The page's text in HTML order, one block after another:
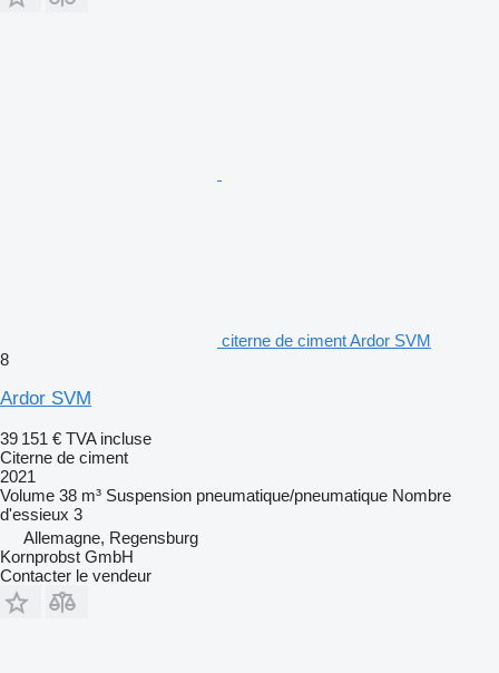
citerne de ciment Ardor SVM
8
Ardor SVM
39 151 € TVA incluse
Citerne de ciment
2021
Volume 38 m³ Suspension pneumatique/pneumatique Nombre
d'essieux 3
Allemagne, Regensburg
Kornprobst GmbH
Contacter le vendeur